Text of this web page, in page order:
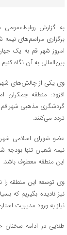
به گزارش
برگزاری مراسم‌های نیمه
امروز شهر قم به یک
بین‌المللی به آن نگاه کنیم.
وی یکی از چالش‌های
افزود: منطقه جمکران
تردد می‌کنند.
عضو شورای اسلامی
نیمه شعبان تنها بودجه
این منطقه معطوف باشد.
وی توسعه این منطقه را
نیز نادیده بگیریم که
نیاز به ورود مدیریت
طلایی در ادامه